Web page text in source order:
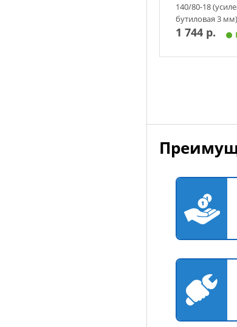
140/80-18
бутиловая 3
1 744 р.